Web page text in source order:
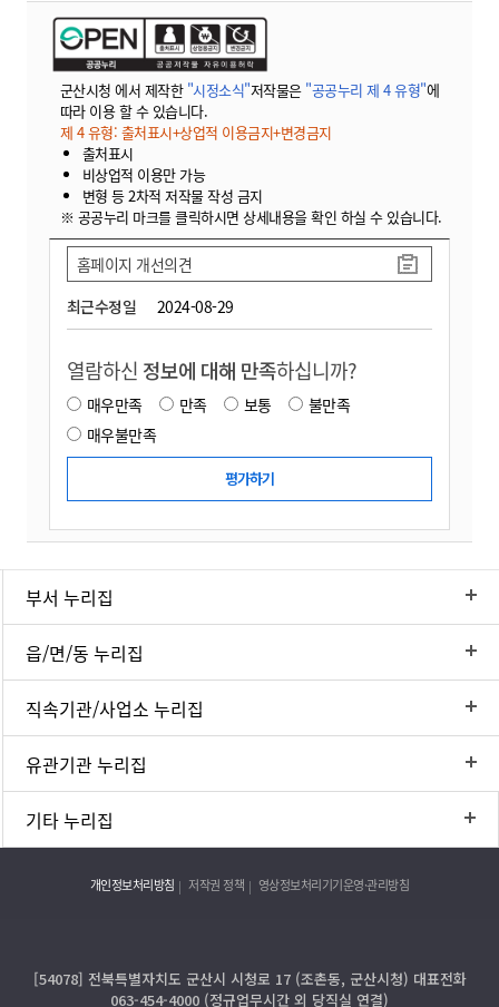
군산시청 에서 제작한 "시정소식"저작물은 "공공누리 제 4 유형"에
따라 이용 할 수 있습니다.
제 4 유형: 출처표시+상업적 이용금지+변경금지
출처표시
비상업적 이용만 가능
변형 등 2차적 저작물 작성 금지
※ 공공누리 마크를 클릭하시면 상세내용을 확인 하실 수 있습니다.
최근수정일 2024-08-29
홈페이지 개선의견
열람하신 정보에 대해 만족하십니까?
매우만족 만족 보통
불만족
매우불만족
부서 누리집
읍/면/동 누리집
직속기관/사업소 누리집
유관기관 누리집
기타 누리집
개인정보처리방침 저작권 정책 영상정보처리기기운영·관리방침
[54078] 전북특별자치도 군산시 시청로 17 (조촌동, 군산시청) 대표전화
063-454-4000 (정규업무시간 외 당직실 연결)